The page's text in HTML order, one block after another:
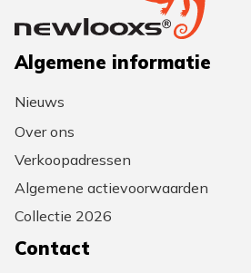
Algemene informatie
Nieuws
Over ons
Verkoopadressen
Algemene actievoorwaarden
Collectie 2026
Contact